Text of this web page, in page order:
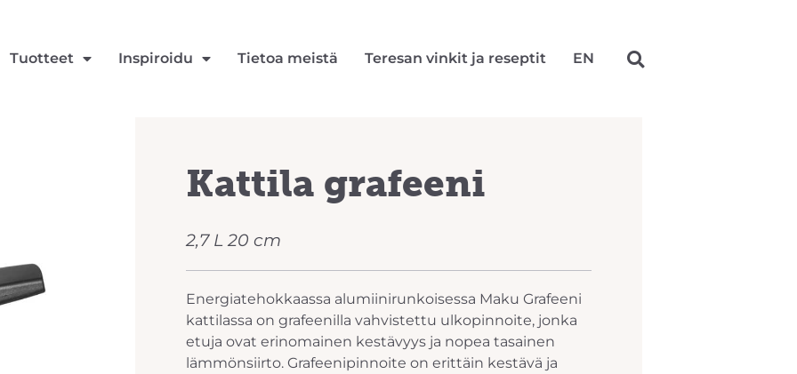
Tuotteet Inspiroidu Tietoa meistä Teresan vinkit ja reseptit EN
Kattila grafeeni
2,7 L 20 cm
Energiatehokkaassa alumiinirunkoisessa Maku Grafeeni
kattilassa on grafeenilla vahvistettu ulkopinnoite, jonka
etuja ovat erinomainen kestävyys ja nopea tasainen
lämmönsiirto. Grafeenipinnoite on erittäin kestävä ja